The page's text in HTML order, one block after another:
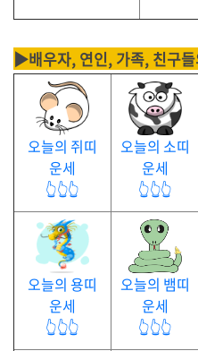
▶배우자, 연인, 가족, 친구
오늘의 쥐띠
운세
👆👆👆
오늘의 소띠
운세
👆👆👆
오늘의 용띠
운세
👆👆👆
오늘의 뱀띠
운세
👆👆👆